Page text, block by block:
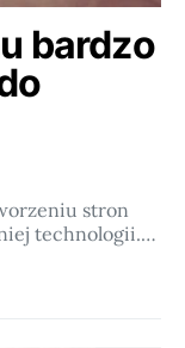
bardzo
stron
technologii.…